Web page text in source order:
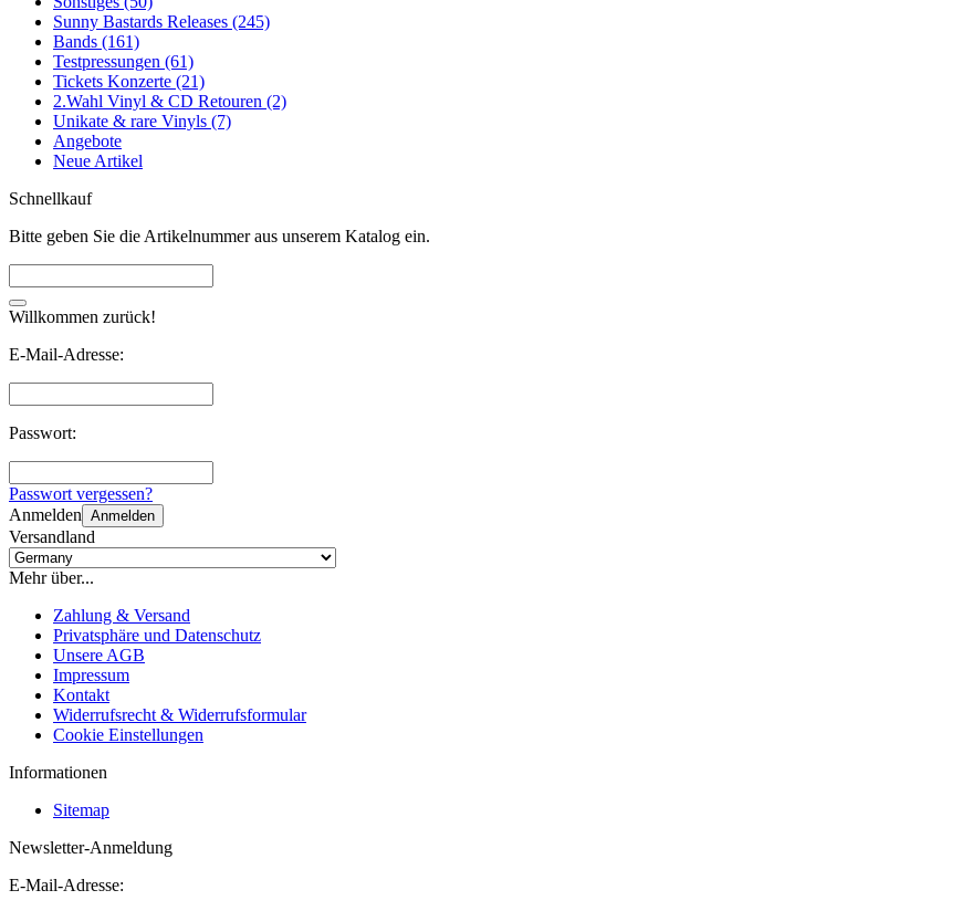
Sunny Bastards Releases (245)
Bands (161)
Testpressungen (61)
Tickets Konzerte (21)
2.Wahl Vinyl & CD Retouren (2)
Unikate & rare Vinyls (7)
Angebote
Neue Artikel
Schnellkauf
Bitte geben Sie die Artikelnummer aus unserem Katalog ein.
Willkommen zurück!
E-Mail-Adresse:
Passwort:
Passwort vergessen?
Anmelden Anmelden
Versandland
Mehr über...
Zahlung & Versand
Privatsphäre und Datenschutz
Unsere AGB
Impressum
Kontakt
Widerrufsrecht & Widerrufsformular
Cookie Einstellungen
Informationen
Sitemap
Newsletter-Anmeldung
E-Mail-Adresse: